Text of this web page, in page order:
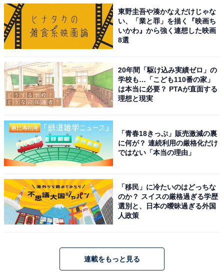
東野圭吾や湊かなえだけじゃな
い、「業と罪」を描く『映画ち
いかわ』から強く連想した映画
8選
20年間「駆け込み実績ゼロ」の
学校も…「こども110番の家」
は本当に必要？ PTAが直面する
理想と現実
「青春18きっぷ」販売激減の裏
に何が？ 連続利用の厳格化だけ
ではない「本当の理由」
「移民」に冷たいのはどっちな
のか？ スイスの厳格過ぎる学歴
選別と、日本の曖昧過ぎる外国
人政策
連載をもっと見る